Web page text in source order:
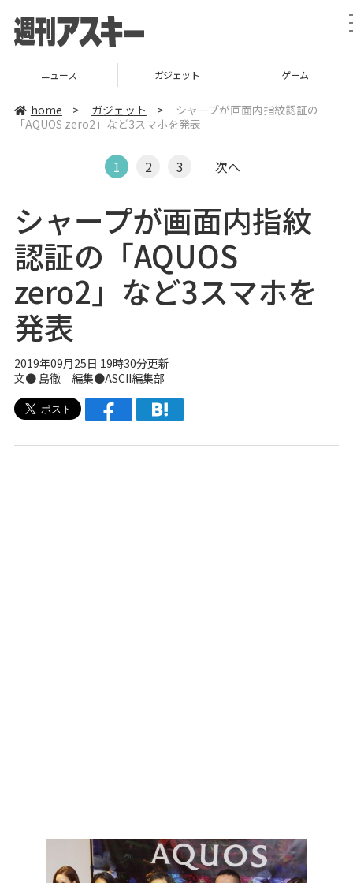
ニュース ガジェット ゲーム
home > ガジェット >
シャープが画面内指紋認証の
「AQUOS zero2」など3スマホを発表
1 2 3 次へ
シャープが画面内指紋
認証の「AQUOS
zero2」など3スマホを
発表
2019年09月25日 19時30分更新
文● 島徹 編集●ASCII編集部